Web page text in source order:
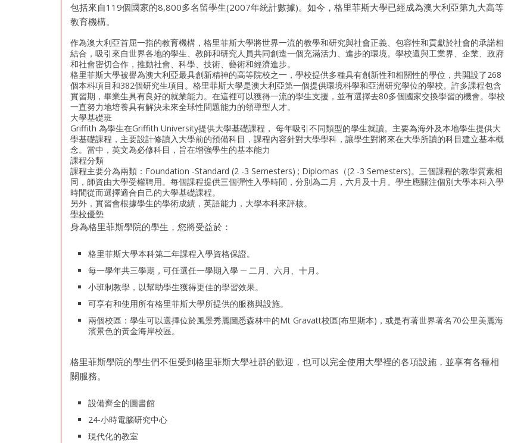
包括來自119個國家的8,800多名留學生(2007年統計數據)。如今，格里菲斯大學已經成為澳大利亞第九大高等
教育機構。
作為澳大利亞首屈一指的教育機構，格里菲斯大學將世界一流的教學和研究與社會正義、包容性和貢獻於社會的承諾相
結合，吸引來自世界各地的學生​​、教師和研究人員共同創造一個充滿活力、進步的環境。學校還與工業界、企業、政府
和社會密切合作，推動社會、科學、技術、藝術和經濟進步。
格里菲斯大學被譽為澳大利亞最具創新精神的高等院校之一，學校提供多種具有創新性和相關性的學位，共開設了268
個本科項目和382個研究生項目。格里菲斯大學是澳大利亞第一個提供環境科學和亞洲研究學位的學校。許多課程包含
實習期，畢業生具有良好的就業能力。在這裡可以獲得一流的學生支援，並有選擇去80多個國家交換學習的機會。學校
一直努力地培養具有解決未來全球性問題能力的領導型人才。
大學基礎班
Griffith 為學生在Griffith University提供大學基礎課程， 每年吸引不同類型的學生就讀。主要為海外及本地學生提供大
學基礎課程，主要設計修讀入大學前的預備科目，課程內容針對大學學科，讓學生對將來在大學所讀的科目建立基本概
念。當中，英文為必修科目，旨在增強學生的基本能力
課程分類
課程主要分為兩類：Foundation -Standard (2 -3 Semesters) ; Diplomas（(2 -3 Semesters)。三個課程的教學質素相
同，師資由大學受權聘用。每個課程提供三個彈性入學時間，分別為二月，六月及十月。學生應關注個別大學本科入學
時間從而選擇適合自己的大學基礎課程。
另外，實習會根據學生的學術成績，英語能力，大學本科來評核。
學校優勢
身為格里菲斯學院的學生，您將受益於：
格里菲斯大學本科第二年課程入學資格保證。
每一學年共三學期，可任選任一學期入學 ─ 二月、六月、十月。
小班制教學，以幫助學生獲得更佳的學習效果。
可享有和使用所有格里菲斯大學所提供的服務與設施。
兩個校區：學生可以選擇位於風景秀麗圖悉森林中的Mt Gravatt校區(布里斯本)，或是有著世界著名70公里美麗海
濱景色的黃金海岸校區。
格里菲斯學院的學生們不但受到格里菲斯大學社群的歡迎，也可以完全使用大學裡的各項設施，並享有各種相
關服務。
設備齊全的圖書館
24-小時電腦研究中心
現代化的教室